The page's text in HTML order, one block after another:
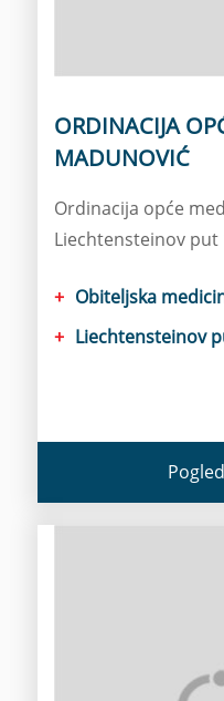
ORDINACIJA
MADUNOVIĆ
Ordinacija opće
Liechtensteinov put
Obiteljska
Liechtensteinov